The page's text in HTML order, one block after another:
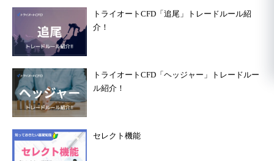
トライオートCFD「追尾」トレードルール紹
介！
トライオートCFD「ヘッジャー」トレードルー
ル紹介！
セレクト機能